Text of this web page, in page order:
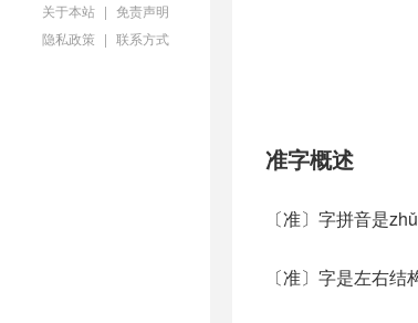
关于本站 | 免责声明
隐私政策 | 联系方式
准字概述
〔准〕字拼音是
〔准〕字是左右结